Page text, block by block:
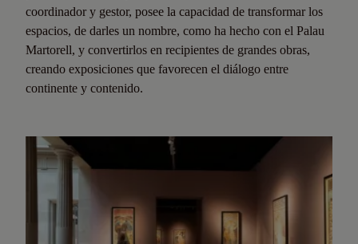
coordinador y gestor, posee la capacidad de transformar los
espacios, de darles un nombre, como ha hecho con el Palau
Martorell, y convertirlos en recipientes de grandes obras,
creando exposiciones que favorecen el diálogo entre
continente y contenido.